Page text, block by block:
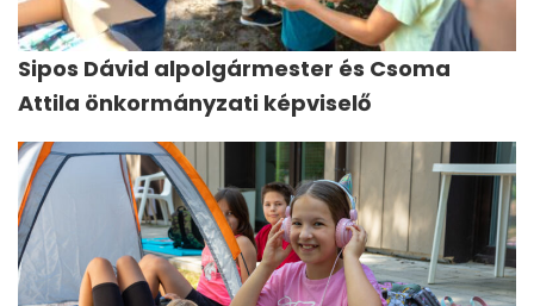
Sipos Dávid alpolgármester és Csoma
Attila önkormányzati képviselő